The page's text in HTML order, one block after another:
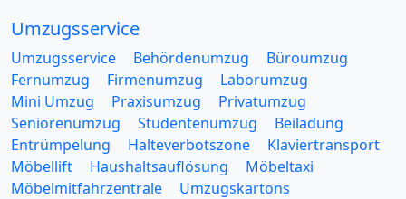
Umzugsservice
Umzugsservice Behördenumzug
Büroumzug
Fernumzug
Firmenumzug
Laborumzug
Mini Umzug
Praxisumzug
Privatumzug
Seniorenumzug
Studentenumzug
Beiladung
Entrümpelung
Halteverbotszone
Klaviertransport
Möbellift
Haushaltsauflösung
Möbeltaxi
Möbelmitfahrzentrale
Umzugskartons